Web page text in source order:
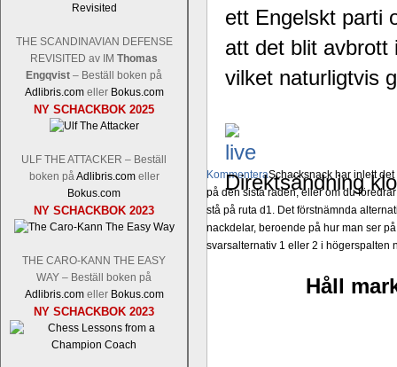
THE SCANDINAVIAN DEFENSE
REVISITED av IM Thomas
Engqvist – Beställ boken på
Adlibris.comeller Bokus.com
NY SCHACKBOK 2025
ULF THE ATTACKER – Beställ
boken påAdlibris.comeller
Bokus.com
NY SCHACKBOK 2023
THE CARO-KANN THE EASY
WAY – Beställ boken på
Adlibris.comeller Bokus.com
NY SCHACKBOK 2023
KommenteraSchacksnack har inlett
på den sista raden, eller om du
stå på ruta d1. Det förstnämnda
nackdelar, beroende på hur man ser
svarsalternativ 1 eller 2 i högerspalten
ett Engelskt parti
att det blit avbrott
vilket naturligtvis
Direktsändning
Håll